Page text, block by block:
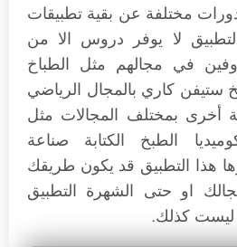
مختلفة عن بقية تطبيقات
لا يوفر دروس الا من
في مجالهم مثل الطباخ
كاري بالمجال الرياضي
شخصية أخرى بمختلف المجالات مثل
الطبخ الكتابة صناعة
هذا التطبيق قد يكون طريقك
او حتى الشهرة التطبيق
كذلك.